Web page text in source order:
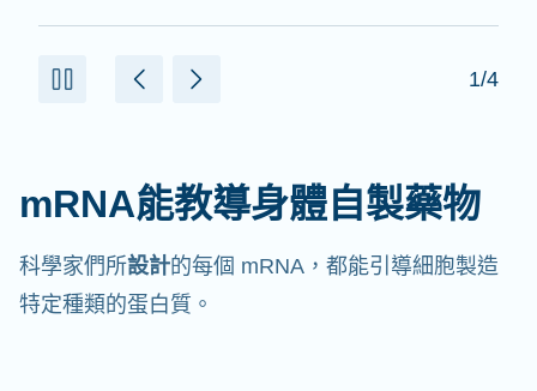
2/4
mRNA能教導身體自製藥物
科學家們所設計的每個 mRNA，都能引導細胞製造
特定種類的蛋白質。